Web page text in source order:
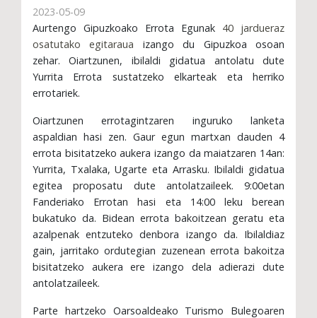
2023-05-09
Aurtengo Gipuzkoako Errota Egunak 40 jardueraz
osatutako egitaraua izango du Gipuzkoa osoan
zehar. Oiartzunen, ibilaldi gidatua antolatu dute
Yurrita Errota sustatzeko elkarteak eta herriko
errotariek.
Oiartzunen errotagintzaren inguruko lanketa
aspaldian hasi zen. Gaur egun martxan dauden 4
errota bisitatzeko aukera izango da maiatzaren 14an:
Yurrita, Txalaka, Ugarte eta Arrasku. Ibilaldi gidatua
egitea proposatu dute antolatzaileek. 9:00etan
Fanderiako Errotan hasi eta 14:00 leku berean
bukatuko da. Bidean errota bakoitzean geratu eta
azalpenak entzuteko denbora izango da. Ibilaldiaz
gain, jarritako ordutegian zuzenean errota bakoitza
bisitatzeko aukera ere izango dela adierazi dute
antolatzaileek.
Parte hartzeko Oarsoaldeako Turismo Bulegoaren